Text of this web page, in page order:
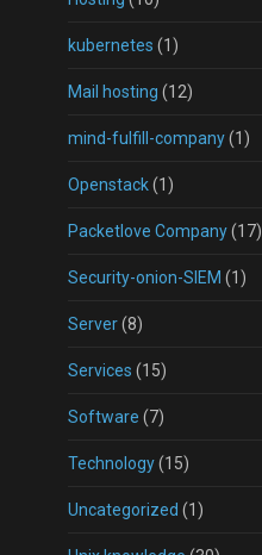
kubernetes (1)
Mail hosting (12)
mind-fulfill-company(1)
Openstack(1)
Packetlove Company(17)
Security-onion-SIEM (1)
Server(8)
Services (15)
Software (7)
Technology(15)
Uncategorized (1)